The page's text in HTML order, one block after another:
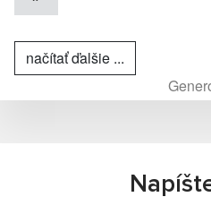
načítať ďalšie ...